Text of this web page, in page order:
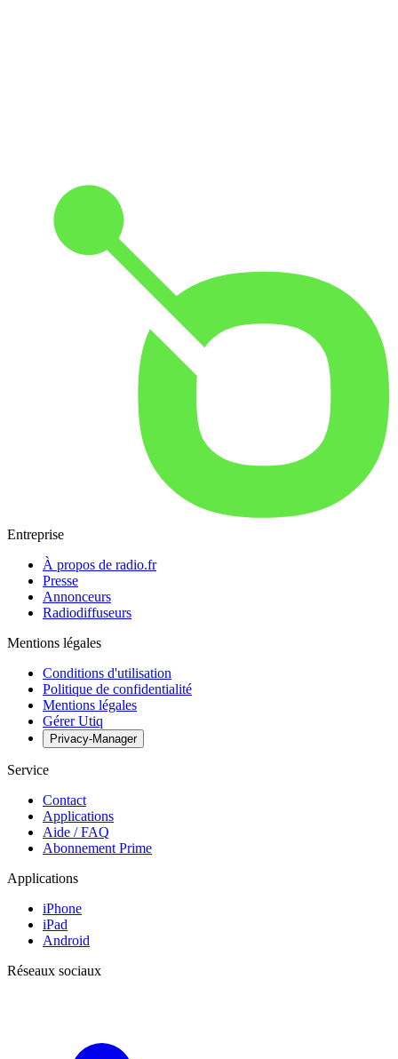
Entreprise
À propos de radio.fr
Presse
Annonceurs
Radiodiffuseurs
Mentions légales
Conditions d'utilisation
Politique de confidentialité
Mentions légales
Gérer Utiq
Privacy-Manager
Service
Contact
Applications
Aide / FAQ
Abonnement Prime
Applications
iPhone
iPad
Android
Réseaux sociaux